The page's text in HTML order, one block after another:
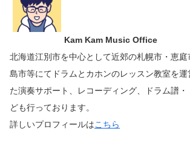
Kam Kam Music Office
北海道江別市を中心として近郊の札幌市・恵
島市等にて ドラムとカホンのレッスン教室を運
た演奏サポート、レコーディング、ドラム譜
ども行っております。
詳しいプロフィールはこちら